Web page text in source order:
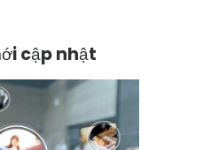
cập nhật